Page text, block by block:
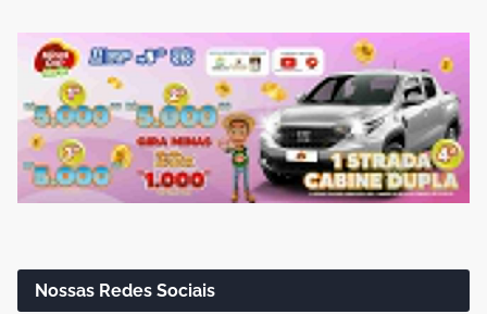
Nossas Redes Sociais